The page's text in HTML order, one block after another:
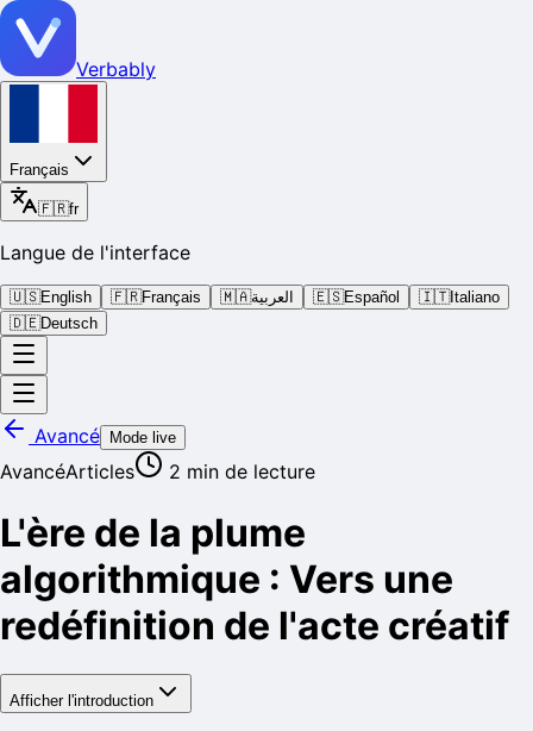
Verbably
Français
🇫🇷fr
Langue de l'interface
🇺🇸English 🇫🇷Français 🇲🇦العربية 🇪🇸Español 🇮🇹Italiano
🇩🇪Deutsch
Avancé Mode live
AvancéArticles 2 min de lecture
L'ère de la plume
algorithmique : Vers une
redéfinition de l'acte créatif
Afficher l'introduction